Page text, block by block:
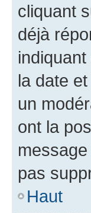
cliquant
déjà
la date
un
ont la
pas
Haut